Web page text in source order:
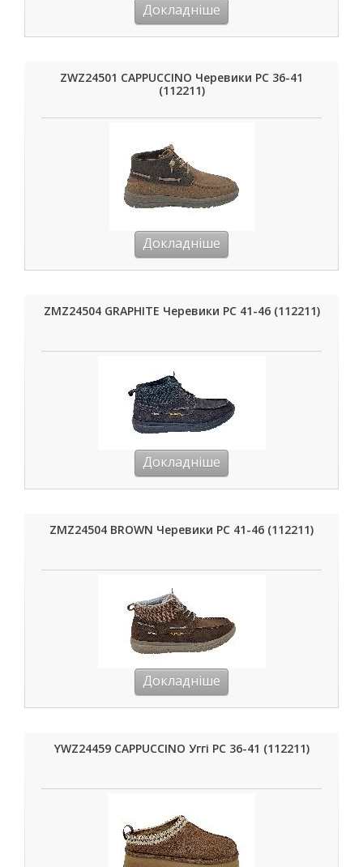
Докладніше
ZWZ24501 CAPPUCCINO Черевики РС 36-41
(112211)
Докладніше
ZMZ24504 GRAPHITE Черевики РС 41-46 (112211)
Докладніше
ZMZ24504 BROWN Черевики РС 41-46 (112211)
Докладніше
YWZ24459 CAPPUCCINO Уггі РС 36-41 (112211)